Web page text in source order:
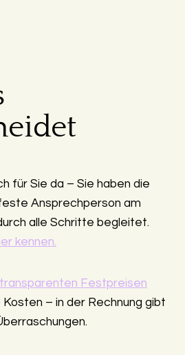
für Sie da – Sie haben die
Ansprechperson am
alle Schritte begleitet.
kennen.
transparenten Festpreisen
– in der Rechnung gibt